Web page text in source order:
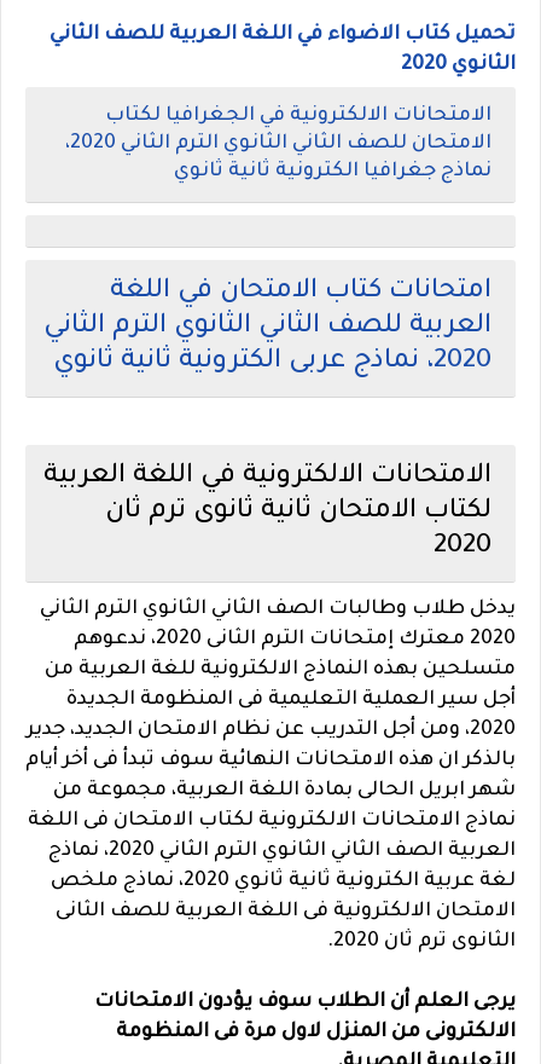
تحميل كتاب الاضواء في اللغة العربية للصف الثاني
الثانوي 2020
الامتحانات الالكترونية في الجغرافيا لكتاب
الامتحان للصف الثاني الثانوي الترم الثاني 2020،
نماذج جغرافيا الكترونية ثانية ثانوي
امتحانات كتاب الامتحان في اللغة
العربية للصف الثاني الثانوي الترم الثاني
2020، نماذج عربى الكترونية ثانية ثانوي
الامتحانات الالكترونية في اللغة العربية
لكتاب الامتحان ثانية ثانوى ترم ثان
2020
يدخل طلاب وطالبات الصف الثاني الثانوي الترم الثاني
2020 معترك إمتحانات الترم الثانى 2020، ندعوهم
متسلحين بهذه النماذج الالكترونية للغة العربية من
أجل سير العملية التعليمية فى المنظومة الجديدة
2020، ومن أجل التدريب عن نظام الامتحان الجديد، جدير
بالذكر ان هذه الامتحانات النهائية سوف تبدأ فى أخر أيام
شهر ابريل الحالى بمادة اللغة العربية، مجموعة من
نماذج الامتحانات الالكترونية لكتاب الامتحان فى اللغة
العربية الصف الثاني الثانوي الترم الثاني 2020، نماذج
لغة عربية الكترونية ثانية ثانوي 2020، نماذج ملخص
الامتحان الالكترونية فى اللغة العربية للصف الثانى
الثانوى ترم ثان 2020.
يرجى العلم أن الطلاب سوف يؤدون الامتحانات
الالكترونى من المنزل لاول مرة فى المنظومة